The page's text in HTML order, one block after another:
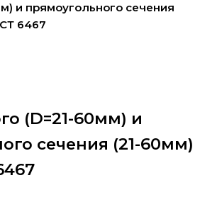
и прямоугольного сечения
6467
(D=21-60мм) и
сечения (21-60мм)